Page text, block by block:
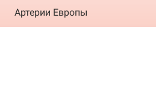
Артерии Европы